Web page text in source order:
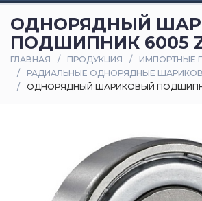
и
статьи
Оплата
доставка
ОДНОРЯДНЫЙ
ПОДШИПНИК 6005
ГЛАВНАЯ ПРОДУКЦИЯ
ИМПОРТНЫЕ
РАДИАЛЬНЫЕ ОДНОРЯДНЫЕ
ОДНОРЯДНЫЙ ШАРИКОВЫЙ